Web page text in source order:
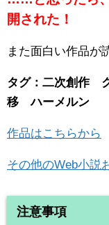
開された！
また面白い作品が
タグ：二次創作
移 ハーメルン
作品はこちらから
その他のWeb小説
注意事項